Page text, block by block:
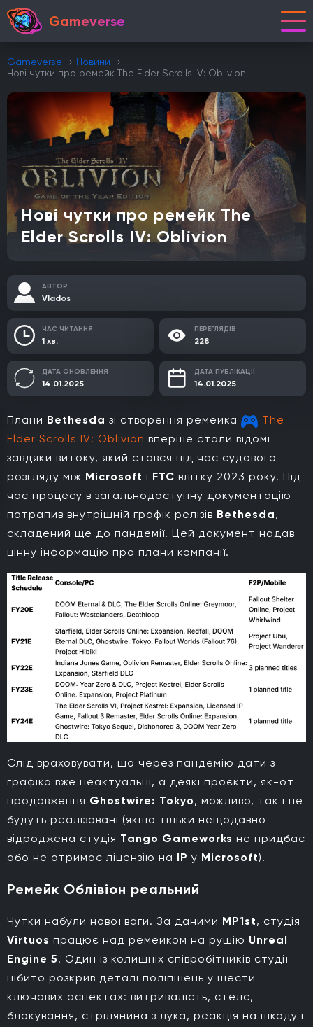
Gameverse
Gameverse
Новини
Нові чутки про ремейк The Elder Scrolls IV: Oblivion
Нові чутки про ремейк The
Elder Scrolls IV: Oblivion
АВТОР
Vlados
ЧАС ЧИТАННЯ
1 хв.
ПЕРЕГЛЯДІВ
228
ДАТА ОНОВЛЕННЯ
14.01.2025
ДАТА ПУБЛІКАЦІЇ
14.01.2025
Плани Bethesda зі створення ремейка
The
Elder Scrolls IV: Oblivion вперше стали відомі
завдяки витоку, який стався під час судового
розгляду між Microsoft і FTC влітку 2023 року. Під
час процесу в загальнодоступну документацію
потрапив внутрішній графік релізів Bethesda,
складений ще до пандемії. Цей документ надав
цінну інформацію про плани компанії.
Слід враховувати, що через пандемію дати з
графіка вже неактуальні, а деякі проєкти, як-от
продовження Ghostwire: Tokyo, можливо, так і не
будуть реалізовані (якщо тільки нещодавно
відроджена студія Tango Gameworks не придбає
або не отримає ліцензію на IP у Microsoft).
Ремейк Облівіон реальний
Чутки набули нової ваги. За даними MP1st, студія
Virtuos працює над ремейком на рушію Unreal
Engine 5. Один із колишніх співробітників студії
нібито розкрив деталі поліпшень у шести
ключових аспектах: витривалість, стелс,
блокування, стрілянина з лука, реакція на шкоду і